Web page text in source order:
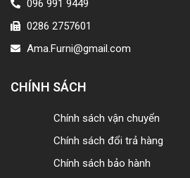
096 991 9449
0286 2757601
Ama.Furni@gmail.com
CHÍNH SÁCH
Chính sách vận chuyển
Chính sách đổi trả hàng
Chính sách bảo hành